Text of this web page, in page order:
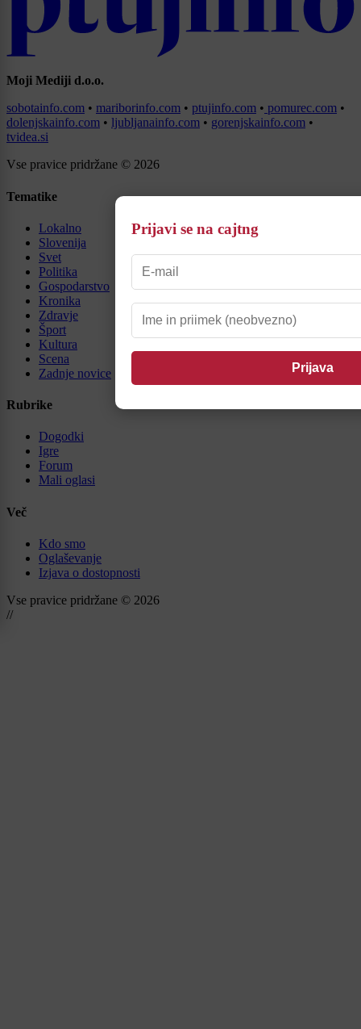
Moji Mediji d.o.o.
sobotainfo.com • mariborinfo.com • ptujinfo.com • pomurec.com •
dolenjskainfo.com • ljubljanainfo.com • gorenjskainfo.com •
tvidea.si
Vse pravice pridržane © 2026
Tematike
Lokalno
Slovenija
Svet
Politika
Gospodarstvo
Kronika
Zdravje
Šport
Kultura
Scena
Zadnje novice
Rubrike
Dogodki
Igre
Forum
Mali oglasi
Več
Kdo smo
Oglaševanje
Izjava o dostopnosti
Vse pravice pridržane © 2026
//
Prijavi se na cajtng